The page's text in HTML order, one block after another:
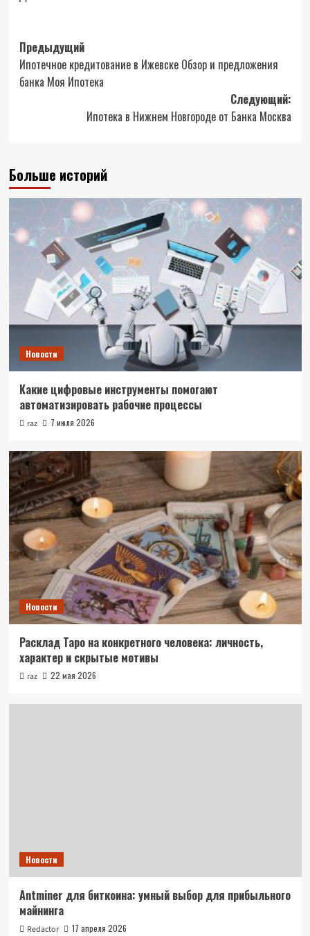
Навигация
записи
Предыдущий
Ипотечное кредитование в Ижевске Обзор и предложения
банка Моя Ипотека
Следующий:
Ипотека в Нижнем Новгороде от Банка Москва
Больше историй
Новости
Какие цифровые инструменты помогают
автоматизировать рабочие процессы
raz 7 июля 2026
Новости
Расклад Таро на конкретного человека: личность,
характер и скрытые мотивы
raz 22 мая 2026
Новости
Antminer для биткоина: умный выбор для прибыльного
майнинга
Redactor 17 апреля 2026